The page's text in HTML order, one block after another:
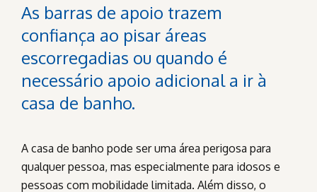
As barras de apoio trazem
confiança ao pisar áreas
escorregadias ou quando é
necessário apoio adicional a ir à
casa de banho.
A casa de banho pode ser uma área perigosa para
qualquer pessoa, mas especialmente para idosos e
pessoas com mobilidade limitada. Além disso, o